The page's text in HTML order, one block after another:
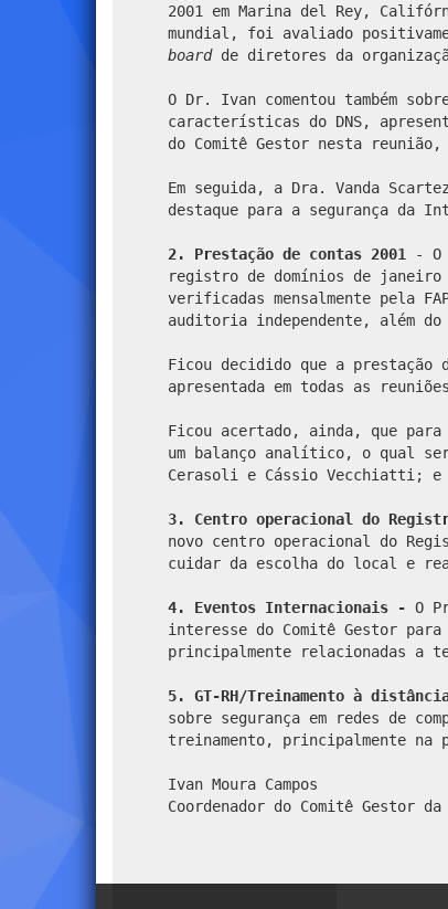
2001 em Marina del Rey,
mundial, foi avaliado
boardde diretores da
O Dr. Ivan comentou também
características do DNS,
do Comitê Gestor nesta
Em seguida, a Dra. Vanda
destaque para a segurança da
2. Prestação de contas 2001
- O
registro de domínios de janeiro
verificadas mensalmente pela
auditoria independente, além do
Ficou decidido que a prestação
apresentada em todas as
Ficou acertado, ainda, que
um balanço analítico, o qual
Cerasoli e Cássio Vecchiatti; e
3. Centro operacional do
novo centro operacional do
cuidar da escolha do local e
4. Eventos Internacionais - O
interesse do Comitê Gestor
principalmente relacionadas a
5. GT-RH/Treinamento à
sobre segurança em redes de
treinamento, principalmente na
Ivan Moura Campos
Coordenador do Comitê Gestor